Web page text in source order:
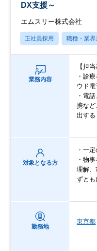
DX支援～
エムスリー株式会社
正社員採用 職種・業
業務内容
【担
・診
ウド
・電
携など
出する
対象となる方
・一
・物
理解
ずとも
勤務地
東京都